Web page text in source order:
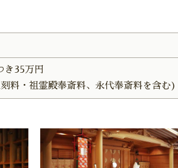
き35万円
料・祖霊殿奉斎料、永代奉斎料を含む)